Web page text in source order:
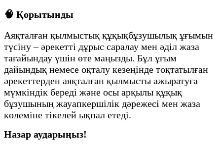
🧠 Қорытынды
Аяқталған қылмыстық құқықбұзушылық ұғымын
түсіну – әрекетті дұрыс саралау мен әділ жаза
тағайындау үшін өте маңызды. Бұл ұғым
дайындық немесе оқталу кезеңінде тоқтатылған
әрекеттерден аяқталған қылмысты ажыратуға
мүмкіндік береді және осы арқылы құқық
бұзушының жауапкершілік дәрежесі мен жаза
көлеміне тікелей ықпал етеді.
Назар аударыңыз!